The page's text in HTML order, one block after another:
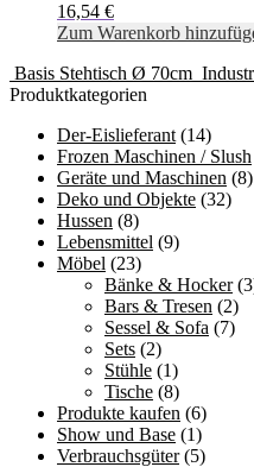
16,54 €
Zum Warenkorb
Basis Stehtisch Ø 70cm
Produktkategorien
Der-Eislieferant (14)
Frozen Maschinen / Slush
Geräte und Maschinen (8)
Deko und Objekte (32)
Hussen (8)
Lebensmittel (9)
Möbel (23)
Bänke & Hocker
Bars & Tresen (2)
Sessel & Sofa (7)
Sets (2)
Stühle (1)
Tische (8)
Produkte kaufen (6)
Show und Base (1)
Verbrauchsgüter (5)